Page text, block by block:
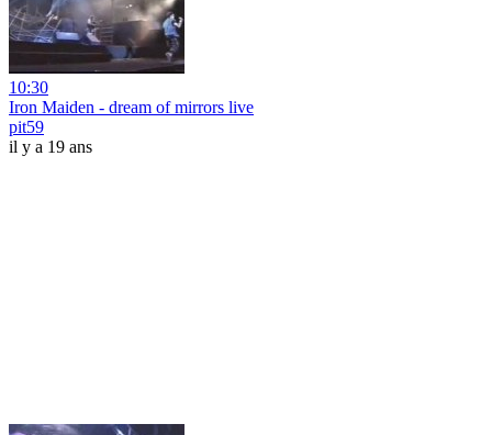
10:30
Iron Maiden - dream of mirrors live
pit59
il y a 19 ans